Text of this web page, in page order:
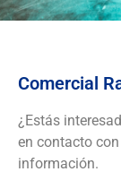
Comercial
¿Estás
en contacto
información.